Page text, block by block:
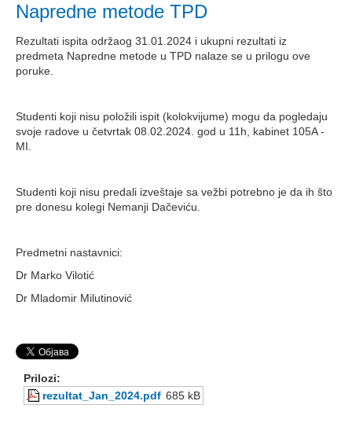
Napredne metode TPD
Rezultati ispita održaog 31.01.2024 i ukupni rezultati iz
predmeta Napredne metode u TPD nalaze se u prilogu ove
poruke.
Studenti koji nisu položili ispit (kolokvijume) mogu da pogledaju
svoje radove u četvrtak 08.02.2024. god u 11h, kabinet 105A -
MI.
Studenti koji nisu predali izveštaje sa vežbi potrebno je da ih što
pre donesu kolegi Nemanji Dačeviću.
Predmetni nastavnici:
Dr Marko Vilotić
Dr Mladomir Milutinović
Prilozi:
rezultat_Jan_2024.pdf 685 kB